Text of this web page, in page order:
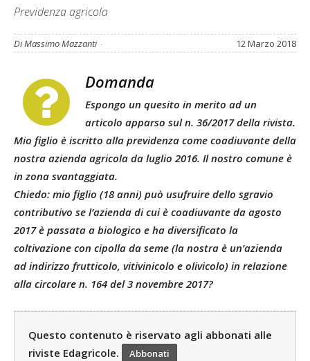
Previdenza agricola
Di Massimo Mazzanti - 12 Marzo 2018
Domanda
Espongo un quesito in merito ad un
articolo apparso sul n. 36/2017 della rivista.
Mio figlio è iscritto alla previdenza come coadiuvante della
nostra azienda agricola da luglio 2016. Il nostro comune è
in zona svantaggiata.
Chiedo: mio figlio (18 anni) può usufruire dello sgravio
contributivo se l’azienda di cui è coadiuvante da agosto
2017 è passata a biologico e ha diversificato la
coltivazione con cipolla da seme (la nostra è un’azienda
ad indirizzo frutticolo, vitivinicolo e olivicolo) in relazione
alla circolare n. 164 del 3 novembre 2017?
Questo contenuto è riservato agli abbonati alle
riviste Edagricole.
Abbonati